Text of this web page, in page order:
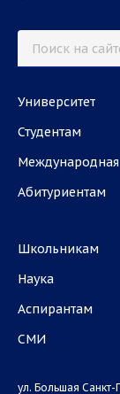
Университет
Студентам
Международная
Абитуриентам
Школьникам
Наука
Аспирантам
СМИ
ул. Большая Санкт-